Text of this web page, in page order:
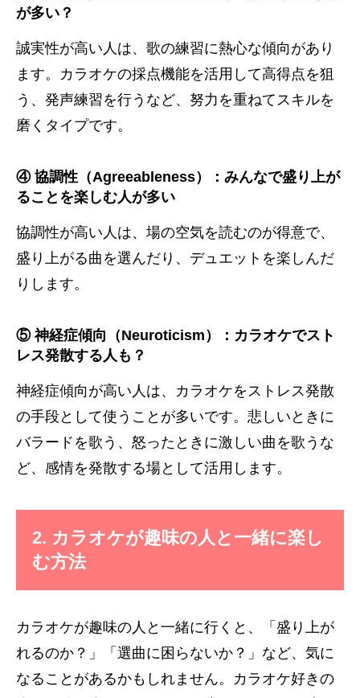
が多い？
誠実性が高い人は、歌の練習に熱心な傾向があり
ます。カラオケの採点機能を活用して高得点を狙
う、発声練習を行うなど、努力を重ねてスキルを
磨くタイプです。
④ 協調性（Agreeableness）：みんなで盛り上が
ることを楽しむ人が多い
協調性が高い人は、場の空気を読むのが得意で、
盛り上がる曲を選んだり、デュエットを楽しんだ
りします。
⑤ 神経症傾向（Neuroticism）：カラオケでスト
レス発散する人も？
神経症傾向が高い人は、カラオケをストレス発散
の手段として使うことが多いです。悲しいときに
バラードを歌う、怒ったときに激しい曲を歌うな
ど、感情を発散する場として活用します。
2. カラオケが趣味の人と一緒に楽し
む方法
カラオケが趣味の人と一緒に行くと、「盛り上が
れるのか？」「選曲に困らないか？」など、気に
なることがあるかもしれません。カラオケ好きの